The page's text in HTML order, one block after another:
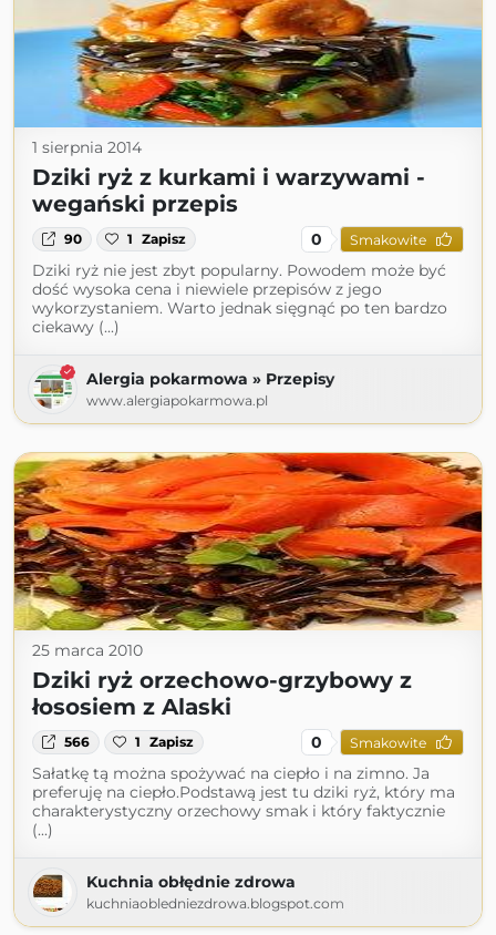
1 sierpnia 2014
Dziki ryż z kurkami i warzywami -
wegański przepis
90 1 Zapisz 0 Smakowite
Dziki ryż nie jest zbyt popularny. Powodem może być
dość wysoka cena i niewiele przepisów z jego
wykorzystaniem. Warto jednak sięgnąć po ten bardzo
ciekawy (...)
Alergia pokarmowa » Przepisy
www.alergiapokarmowa.pl
25 marca 2010
Dziki ryż orzechowo-grzybowy z
łososiem z Alaski
566 1 Zapisz 0 Smakowite
Sałatkę tą można spożywać na ciepło i na zimno. Ja
preferuję na ciepło.Podstawą jest tu dziki ryż, który ma
charakterystyczny orzechowy smak i który faktycznie
(...)
Kuchnia obłędnie zdrowa
kuchniaobledniezdrowa.blogspot.com